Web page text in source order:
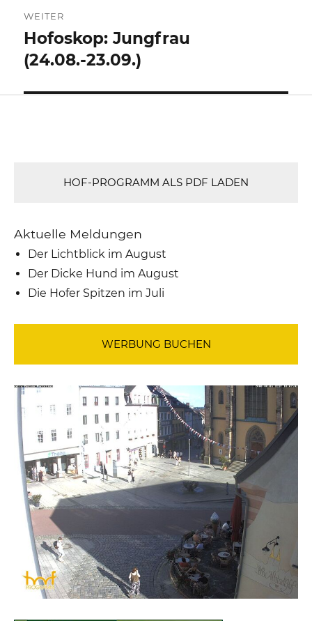
WEITER
Nächster
Beitrag:
Hofoskop: Jungfrau
(24.08.-23.09.)
HOF-PROGRAMM ALS PDF LADEN
Aktuelle Meldungen
Der Lichtblick im August
Der Dicke Hund im August
Die Hofer Spitzen im Juli
WERBUNG BUCHEN